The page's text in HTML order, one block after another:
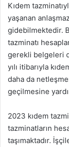
Kıdem
yaşanan
gidebilmektedir.
tazminatı
gerekli belgeleri
yılı itibarıyla
daha da
geçilmesine
2023 kıdem
tazminatların
taşımaktadır.